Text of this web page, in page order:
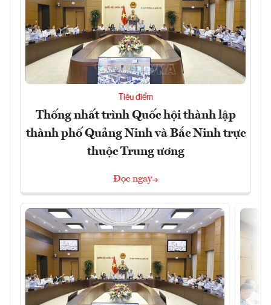
Tiêu điểm
Thống nhất trình Quốc hội thành lập
thành phố Quảng Ninh và Bắc Ninh trực
thuộc Trung ương
Đọc ngay